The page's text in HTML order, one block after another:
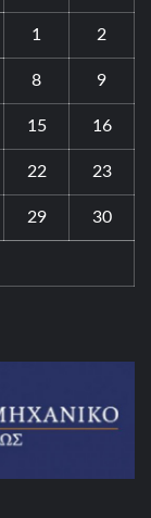
1 2
8 9
15 16
22 23
29 30